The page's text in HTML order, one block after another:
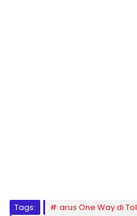
Tags:
arus One Way di Tol